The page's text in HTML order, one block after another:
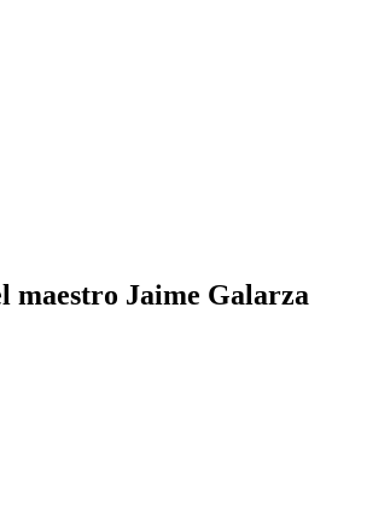
maestro Jaime Galarza